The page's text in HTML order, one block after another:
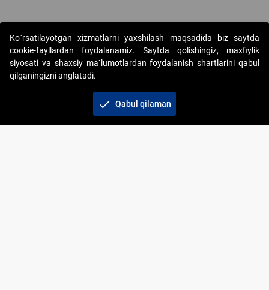
Copyright © 2017-2026. "Elektron onlayn-auksionlarni
tashkil etish" AJ. Barcha huquqlar himoyalangan
Ko`rsatilayotgan xizmatlarni yaxshilash maqsadida biz saytda
cookie-fayllardan foydalanamiz. Saytda qolishingiz, maxfiylik
siyosati va shaxsiy ma`lumotlardan foydalanish shartlarini qabul
qilganingizni anglatadi.
check Qabul qilaman